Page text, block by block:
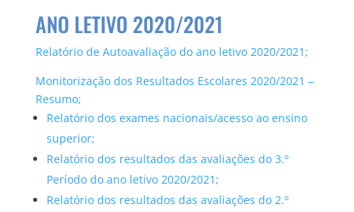
ANO LETIVO 2020/2021
Relatório de Autoavaliação do ano letivo 2020/2021;
Monitorização dos Resultados Escolares 2020/2021 –
Resumo;
Relatório dos exames nacionais/acesso ao ensino
superior;
Relatório dos resultados das avaliações do 3.º
Período do ano letivo 2020/2021;
Relatório dos resultados das avaliações do 2.º